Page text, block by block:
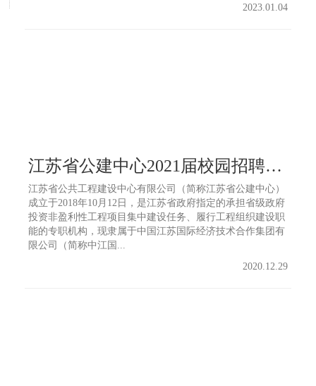
2023.01.04
江苏省公建中心2021届校园招聘公告
江苏省公共工程建设中心有限公司（简称江苏省公建中心）
成立于2018年10月12日，是江苏省政府指定的承担省级政府
投资非盈利性工程项目集中建设任务、履行工程组织建设职
能的专职机构，现隶属于中国江苏国际经济技术合作集团有
限公司（简称中江国...
2020.12.29